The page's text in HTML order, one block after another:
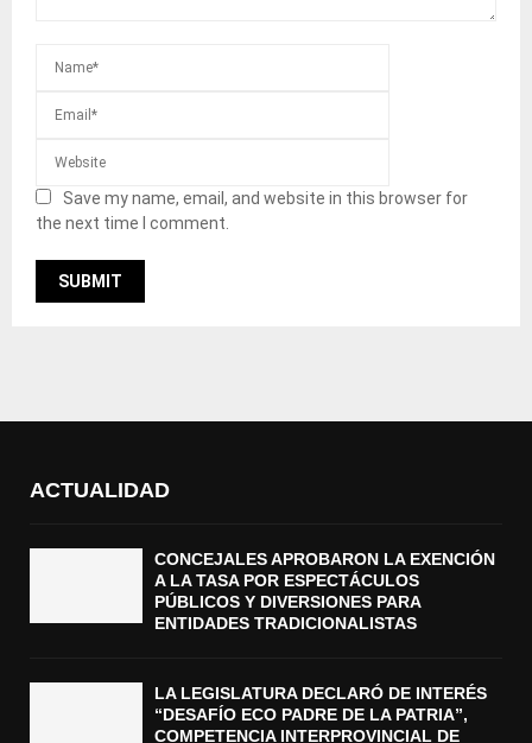
Save my name, email, and website in this browser for
the next time I comment.
ACTUALIDAD
CONCEJALES APROBARON LA EXENCIÓN
A LA TASA POR ESPECTÁCULOS
PÚBLICOS Y DIVERSIONES PARA
ENTIDADES TRADICIONALISTAS
LA LEGISLATURA DECLARÓ DE INTERÉS
“DESAFÍO ECO PADRE DE LA PATRIA”,
COMPETENCIA INTERPROVINCIAL DE